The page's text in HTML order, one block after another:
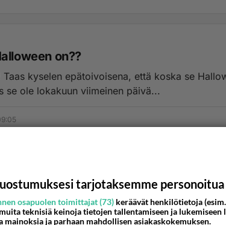
on??
se ole lokakuun viimeinen päivä...
tarjotaksemme
osapuolen toimittajat (73) keräävät henkilötietoja
teknisiä keinoja tietojen tallentamiseen ja
ja parhaan mahdollisen asiakaskokemuksen.